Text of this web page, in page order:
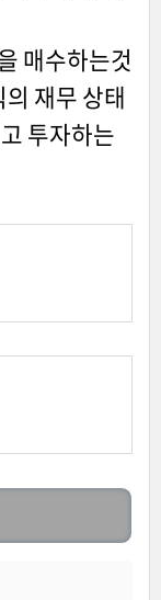
매수하는것
재무 상태
투자하는